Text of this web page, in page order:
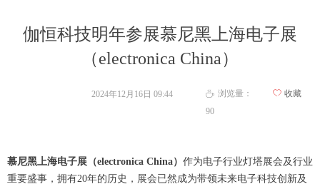
伽恒科技明年参展慕尼黑上海电子展
（electronica China）
慕尼黑上海电子展（electronica China） 作为电子行业灯塔展会及行业
重要盛事，拥有20年的历史，展会已然成为带领未来电子科技创新及
2024年12月16日 09:44 ꄘ 浏览量：
90
ꄀ 收藏